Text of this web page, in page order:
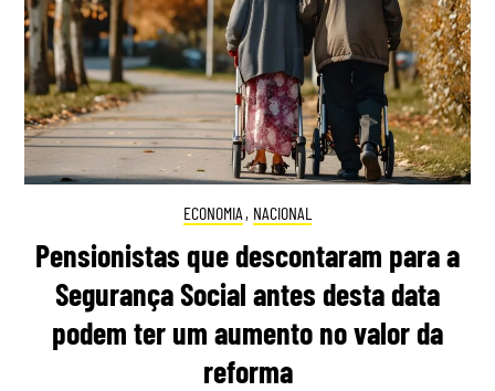
ECONOMIA , NACIONAL
Pensionistas que descontaram para a
Segurança Social antes desta data
podem ter um aumento no valor da
reforma